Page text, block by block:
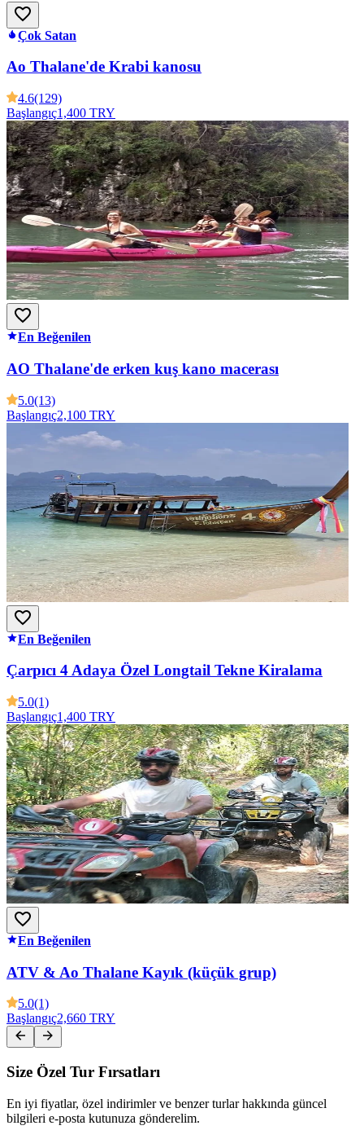
Çok Satan
Ao Thalane'de Krabi kanosu
4.6(129)
Başlangıç1,400 TRY
En Beğenilen
AO Thalane'de erken kuş kano macerası
5.0(13)
Başlangıç2,100 TRY
En Beğenilen
Çarpıcı 4 Adaya Özel Longtail Tekne Kiralama
5.0(1)
Başlangıç1,400 TRY
En Beğenilen
ATV & Ao Thalane Kayık (küçük grup)
5.0(1)
Başlangıç2,660 TRY
Size Özel Tur Fırsatları
En iyi fiyatlar, özel indirimler ve benzer turlar hakkında güncel
bilgileri e-posta kutunuza gönderelim.